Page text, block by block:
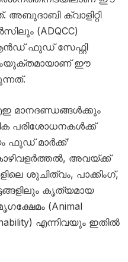
ക്വാളിറ്റി
(ADQCC)
ഫുഡ് സേഫ്റ്റി
സംയുക്തമായാണ് ഈ
മാനദണ്ഡങ്ങൾക്കും
പരിശോധനകൾക്ക്
ഫുഡ് മാർക്ക്’
അവയ്ക്ക്
ശുചിത്വം, പാക്കിംഗ്,
കൃത്യമായ
(Animal
എന്നിവയും ഇതിൽ